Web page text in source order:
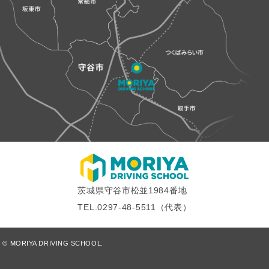
茨城県守谷市松並1984番地
TEL.0297-48-5511 （代表）
© MORIYA DRIVING SCHOOL.